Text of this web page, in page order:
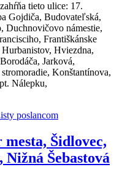
tieto ulice: 17.
Gojdiča, Budovateľská,
Duchnovičovo námestie,
Františkánske
Hviezdna,
Jarková,
Konštantínova,
Nálepku,
poslancom
Šidlovec,
Šebastová